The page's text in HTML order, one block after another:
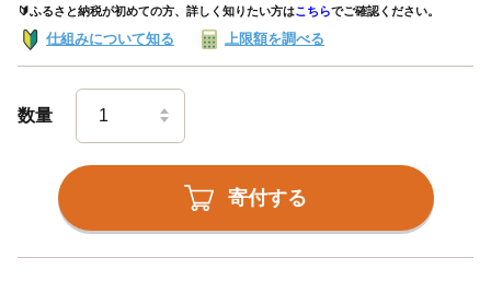
🔰ふるさと納税が初めての方、詳しく知りたい方はこちらでご確認ください。
仕組みについて知る 上限額を調べる
数量
寄付する